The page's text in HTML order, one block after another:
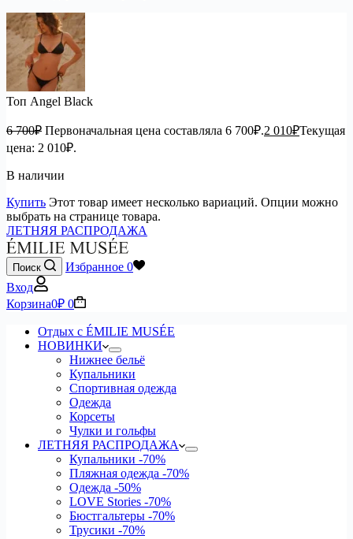
Топ Angel Black
6 700₽ Первоначальная цена составляла 6 700₽.2 010₽Текущая
цена: 2 010₽.
В наличии
Купить Этот товар имеет несколько вариаций. Опции можно
выбрать на странице товара.
ЛЕТНЯЯ РАСПРОДАЖА
Поиск Избранное 0
Вход
Корзина0₽ 0
Отдых с ÉMILIE MUSÉE
НОВИНКИ
Нижнее бельё
Купальники
Спортивная одежда
Одежда
Корсеты
Чулки и гольфы
ЛЕТНЯЯ РАСПРОДАЖА
Купальники -70%
Пляжная одежда -70%
Одежда -50%
LOVE Stories -70%
Бюстгальтеры -70%
Трусики -70%